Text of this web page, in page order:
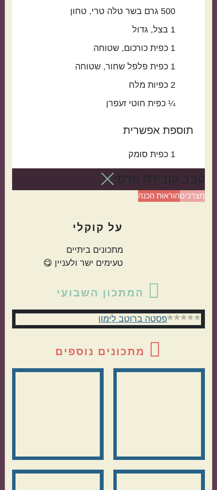
500 גרם בשר טלה טרי טחון
1 בצל גדול
1 כפית כורכום שטוחה
1 כפית פלפל שחור שטוחה
2 כפיות מלח
¼ כפית חוטי זעפרן
תוספת אפשרית
1 כפית סומק
קבב קובידה פרסי
מצרכיםהוראות הכנה
על קוקלי
מתכונים ביתיים
טעימים ישר ולעניין 😋
צדדי
ראשי
המתכון השבועי
פסטה ברוטב לימון
מתכונים נוספים